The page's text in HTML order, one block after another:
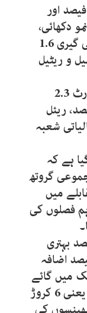
دیگر شعبوں میں مواصلات نے 7.5 فیصد اور
نمو دکھائی،
جبکہ جنگلات کی نمو 2 فیصد، ماہی گیری 1.6
ہول سیل و ریٹیل
اقتصادی سروے کے مطابق ٹرانسپورٹ 2.3
اور فوڈ انڈسٹری 3.9 فیصد، ریئل
شعبہ
ہے کہ
گروتھ
میں
اہم فصلوں کی
کے شعبے میں 3.75 فیصد بہتری
اور پیداوار میں 3.46 فیصد اضافہ
میں گائے
اور بیلوں کی تعداد سب سے زیادہ یعنی 6 کروڑ